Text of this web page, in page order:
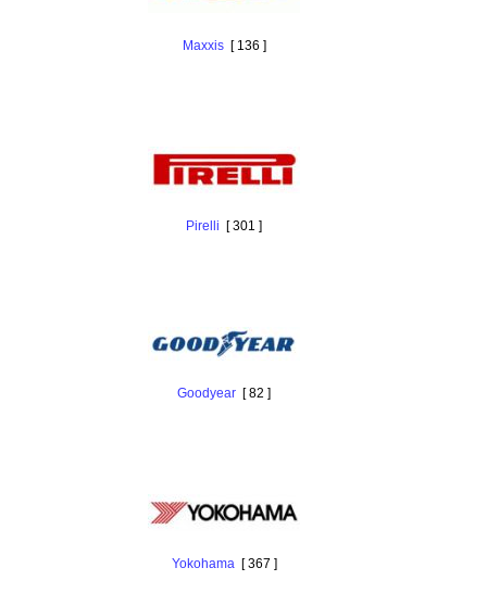
Maxxis[ 136 ]
Pirelli [ 301 ]
Goodyear [ 82 ]
Yokohama[ 367 ]